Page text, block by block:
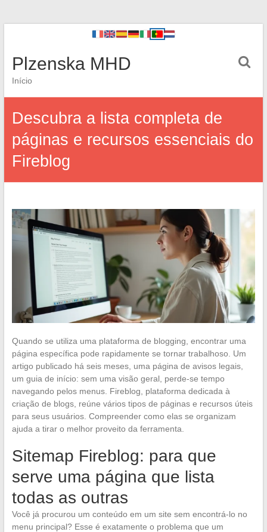
Plzenska MHD
Início
Descubra a lista completa de
páginas e recursos essenciais do
Fireblog
Quando se utiliza uma plataforma de blogging, encontrar uma
página específica pode rapidamente se tornar trabalhoso. Um
artigo publicado há seis meses, uma página de avisos legais,
um guia de início: sem uma visão geral, perde-se tempo
navegando pelos menus. Fireblog, plataforma dedicada à
criação de blogs, reúne vários tipos de páginas e recursos úteis
para seus usuários. Compreender como elas se organizam
ajuda a tirar o melhor proveito da ferramenta.
Sitemap Fireblog: para que
serve uma página que lista
todas as outras
Você já procurou um conteúdo em um site sem encontrá-lo no
menu principal? Esse é exatamente o problema que um